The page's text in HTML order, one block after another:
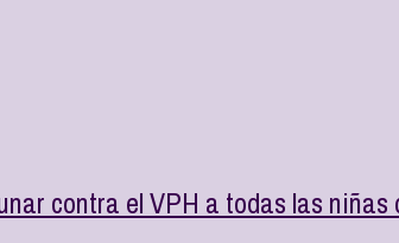
contra el VPH a todas las